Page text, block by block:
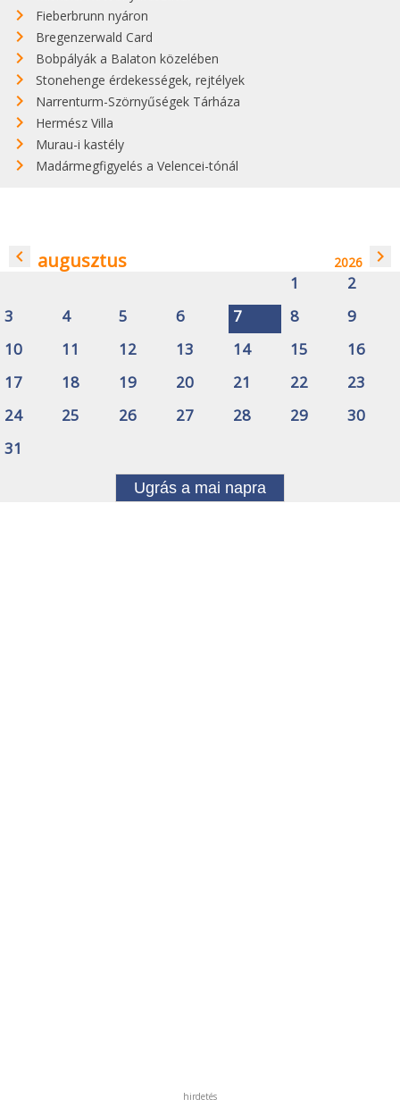
Fieberbrunn nyáron
Bregenzerwald Card
Bobpályák a Balaton közelében
Stonehenge érdekességek, rejtélyek
Narrenturm-Szörnyűségek Tárháza
Hermész Villa
Murau-i kastély
Madármegfigyelés a Velencei-tónál
navigate_before augusztus 2026 navigate_next
1
2
3
4 5 6 7 8
9
10
11 12 13 14 15
16
17
18 19 20 21 22
23
24
25 26 27 28 29
30
31
Ugrás a mai napra
hirdetés